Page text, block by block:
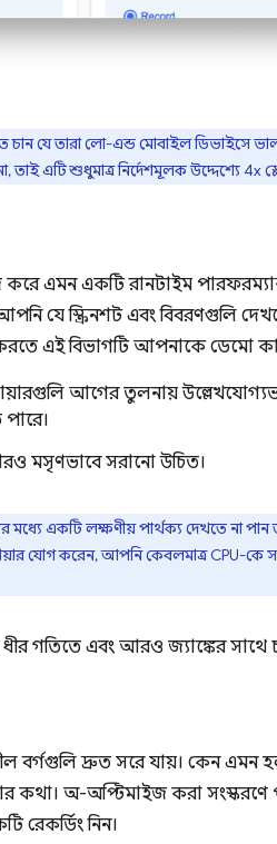
চান যে তারা লো-এন্ড মোবাইল ডিভাইসে
এটি শুধুমাত্র নির্দেশমূলক উদ্দেশ্যে 4x
এমন একটি রানটাইম
যে স্ক্রিনশট এবং বিবরণগুলি
এই বিভাগটি আপনাকে ডেমো
আগের তুলনায়
মসৃণভাবে সরানো উচিত।
মধ্যে একটি লক্ষণীয় পার্থক্য দেখতে না
যোগ করেন, আপনি কেবলমাত্র CPU-কে
গতিতে এবং আরও জ্যাঙ্কের সাথে
বর্গগুলি দ্রুত সরে যায়। কেন এমন
কথা। অ-অপ্টিমাইজ করা সংস্করণে
রেকর্ডিং নিন।